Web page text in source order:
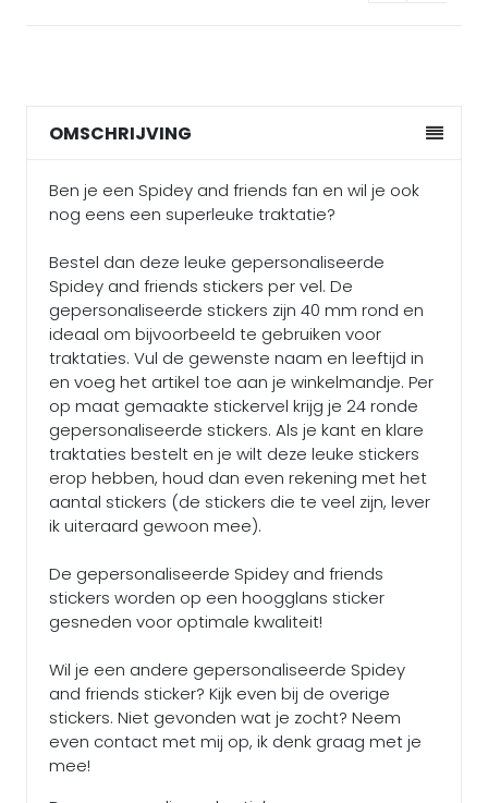
OMSCHRIJVING
Ben je een Spidey and friends fan en wil je ook
nog eens een superleuke traktatie?
Bestel dan deze leuke gepersonaliseerde
Spidey and friends stickers per vel. De
gepersonaliseerde stickers zijn 40 mm rond en
ideaal om bijvoorbeeld te gebruiken voor
traktaties. Vul de gewenste naam en leeftijd in
en voeg het artikel toe aan je winkelmandje. Per
op maat gemaakte stickervel krijg je 24 ronde
gepersonaliseerde stickers. Als je kant en klare
traktaties bestelt en je wilt deze leuke stickers
erop hebben, houd dan even rekening met het
aantal stickers (de stickers die te veel zijn, lever
ik uiteraard gewoon mee).
De gepersonaliseerde Spidey and friends
stickers worden op een hoogglans sticker
gesneden voor optimale kwaliteit!
Wil je een andere gepersonaliseerde Spidey
and friends sticker? Kijk even bij de overige
stickers. Niet gevonden wat je zocht? Neem
even contact met mij op, ik denk graag met je
mee!